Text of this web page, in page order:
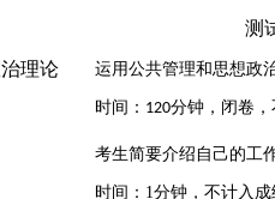
测
理论 运用公共管理和思想政
时间： 120分钟， 闭卷
考生简要介绍自己的工
时间： 1分钟，不计入成